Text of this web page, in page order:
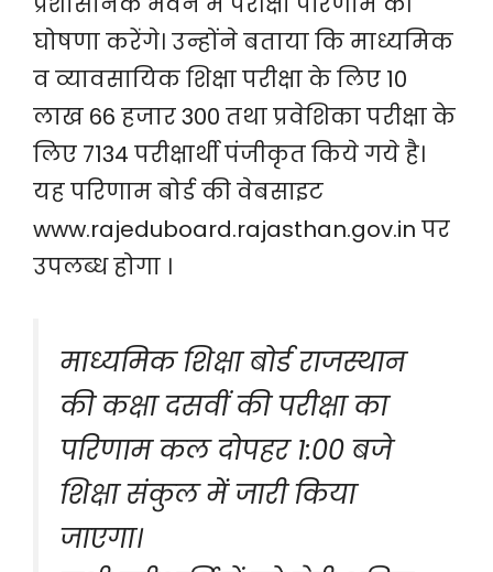
घोषणा करेंगे। उन्होंने बताया कि माध्यमिक
व व्यावसायिक शिक्षा परीक्षा के लिए 10
लाख 66 हजार 300 तथा प्रवेशिका परीक्षा के
लिए 7134 परीक्षार्थी पंजीकृत किये गये है।
यह परिणाम बोर्ड की वेबसाइट
www.rajeduboard.rajasthan.gov.in पर
उपलब्ध होगा ।
माध्यमिक शिक्षा बोर्ड राजस्थान
की कक्षा दसवीं की परीक्षा का
परिणाम कल दोपहर 1:00 बजे
शिक्षा संकुल में जारी किया
जाएगा।